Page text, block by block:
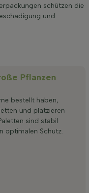
schützen die
und
Pflanzen
bestellt haben,
und platzieren
sind stabil
optimalen Schutz.